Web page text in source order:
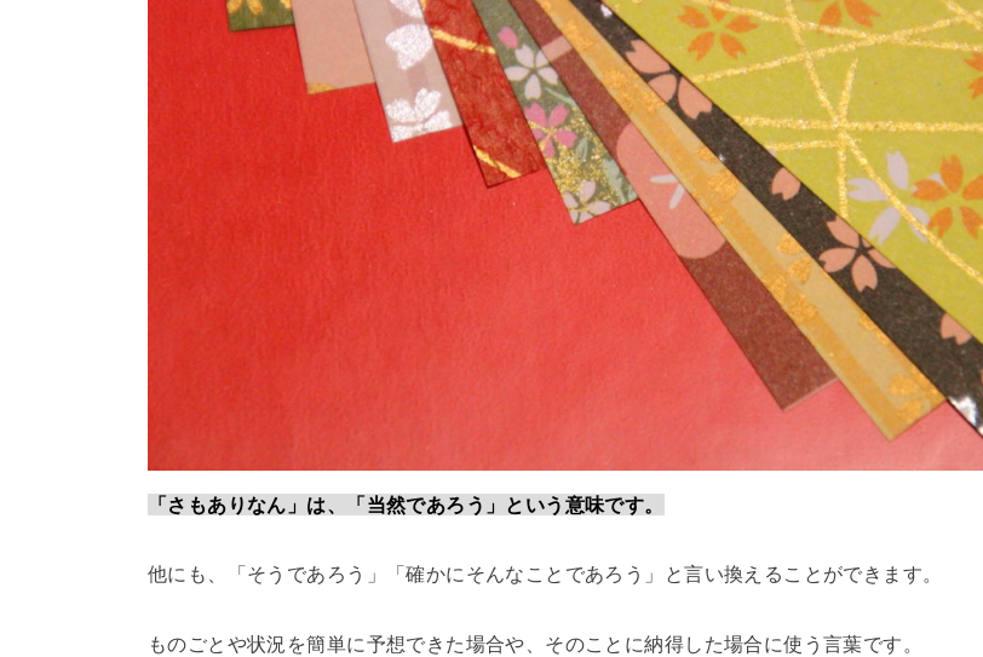
「さもありなん」は、「当然であろう」という意味です。
他にも、「そうであろう」「確かにそんなことであろう」と言い換えることができます。
ものごとや状況を簡単に予想できた場合や、そのことに納得した場合に使う言葉です。